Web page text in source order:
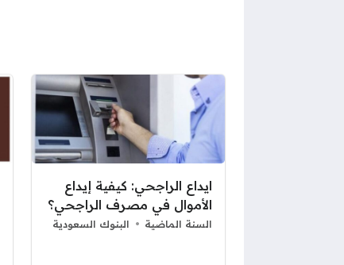
ايداع الراجحي: كيفية إيداع
الأموال في مصرف الراجحي؟
السنة الماضية البنوك السعودية